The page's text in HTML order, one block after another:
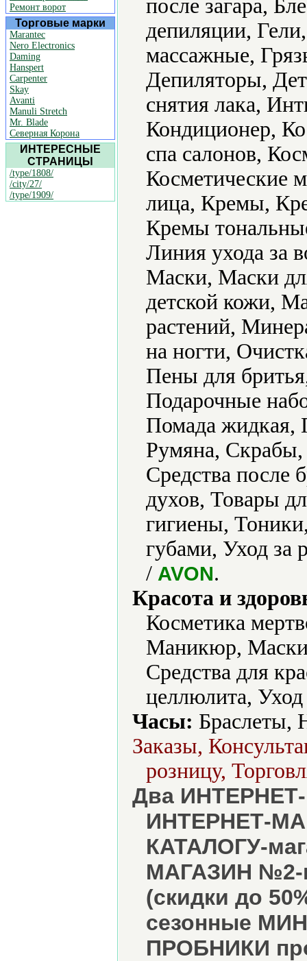
Ремонт ворот
Торговые марки
Marantec
Nero Electronics
Daming
Hanspert
Carpenter
Skay
Avanti
Manuli Stretch
Mr. Blade
Северная Корона
ИНТЕРЕСНЫЕ
СТРАНИЦЫ
/type/1808/
/city/27/
/type/1909/
после загара,
депиляции,
массажные,
Депиляторы,
снятия лака,
Кондиционер,
спа салонов,
Косметические
лица, Кремы,
Кремы
Линия ухода за
Маски, Маски
детской кожи,
растений,
на ногти,
Пены для
Подарочные
Помада жидкая,
Румяна, Скрабы,
Средства после
духов, Товары
гигиены,
губами, Уход
/ AVON.
Красота и
Косметика
Маникюр, Маски
Средства для
целлюлита,
Часы: Браслеты,
Заказы,
розницу,
Два
ИНТЕРНЕТ-
КАТАЛОГУ-
МАГАЗИН №2-
(скидки до
сезонные
ПРОБНИКИ